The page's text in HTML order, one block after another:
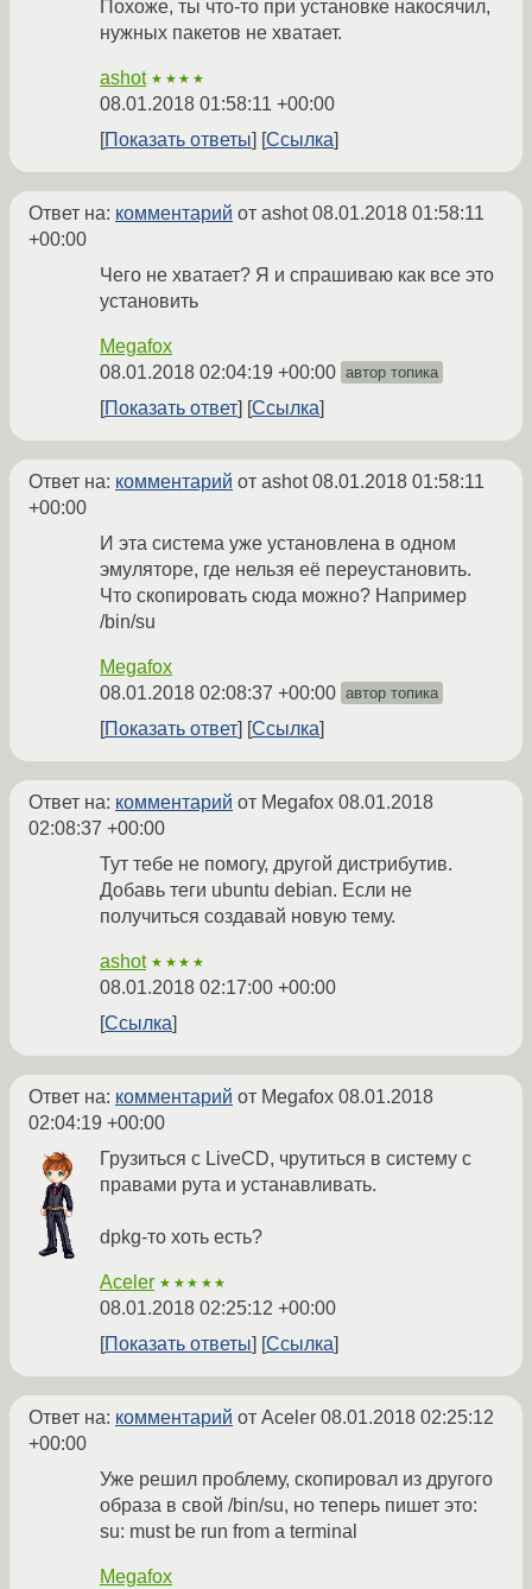
Похоже, ты что-то при установке накосячил,
нужных пакетов не хватает.
ashot ★★★★
08.01.2018 01:58:11 +00:00
Показать ответы
Ссылка
Ответ на: комментарий от ashot08.01.2018 01:58:11
+00:00
Чего не хватает? Я и спрашиваю как все это
установить
Megafox
08.01.2018 02:04:19 +00:00 автор топика
Показать ответ Ссылка
Ответ на: комментарий от ashot08.01.2018 01:58:11
+00:00
И эта система уже установлена в одном
эмуляторе, где нельзя её переустановить.
Что скопировать сюда можно? Например
/bin/su
Megafox
08.01.2018 02:08:37 +00:00 автор топика
Показать ответ Ссылка
Ответ на: комментарий от Megafox 08.01.2018
02:08:37 +00:00
Тут тебе не помогу, другой дистрибутив.
Добавь теги ubuntu debian. Если не
получиться создавай новую тему.
ashot ★★★★
08.01.2018 02:17:00 +00:00
Ссылка
Ответ на: комментарий от Megafox 08.01.2018
02:04:19 +00:00
Грузиться с LiveCD, чрутиться в систему с
правами рута и устанавливать.
dpkg-то хоть есть?
Aceler ★★★★★
08.01.2018 02:25:12 +00:00
Показать ответы
Ссылка
Ответ на: комментарий от Aceler 08.01.2018 02:25:12
+00:00
Уже решил проблему, скопировал из другого
образа в свой /bin/su, но теперь пишет это:
su: must be run from a terminal
Megafox